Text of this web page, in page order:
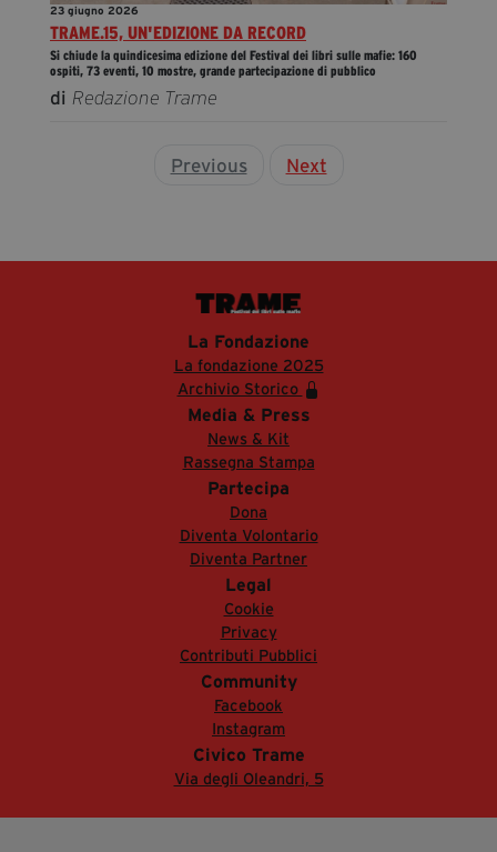
23 giugno 2026
TRAME.15, UN'EDIZIONE DA RECORD
Si chiude la quindicesima edizione del Festival dei libri sulle mafie: 160
ospiti, 73 eventi, 10 mostre, grande partecipazione di pubblico
di Redazione Trame
Previous Next
La Fondazione
La fondazione 2025
Archivio Storico
Media & Press
News & Kit
Rassegna Stampa
Partecipa
Dona
Diventa Volontario
Diventa Partner
Legal
Cookie
Privacy
Contributi Pubblici
Community
Facebook
Instagram
Civico Trame
Via degli Oleandri, 5